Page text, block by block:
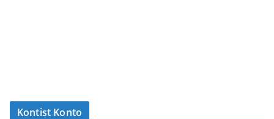
Kontist Konto